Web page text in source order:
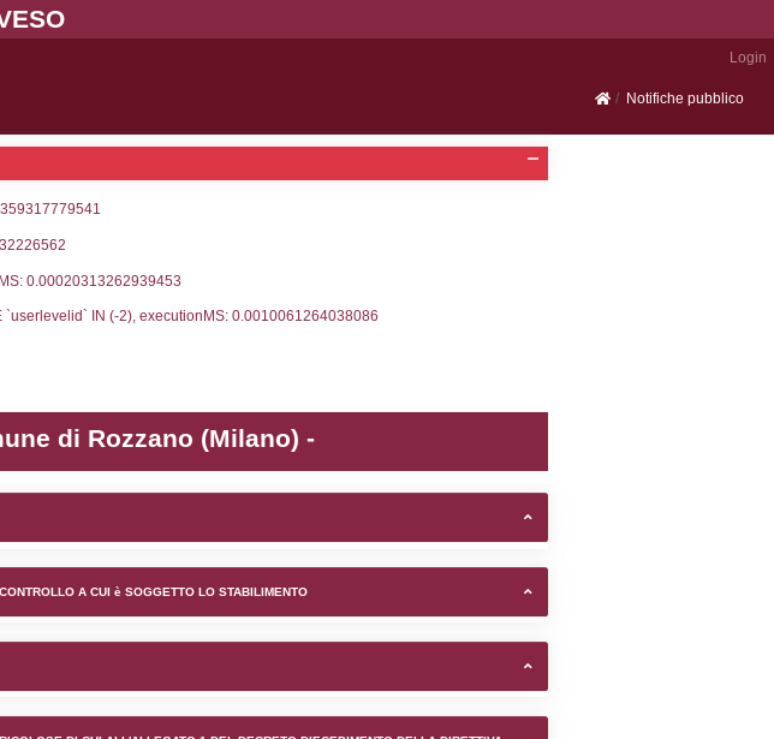
Portale SEVESO
`userlevelid` = -2, executionMS: 0.0003359317779541
WHERE `userlevelid` = -2, executionMS: 0.00020313262939453
Italy s.r.l. nel comune di Rozzano